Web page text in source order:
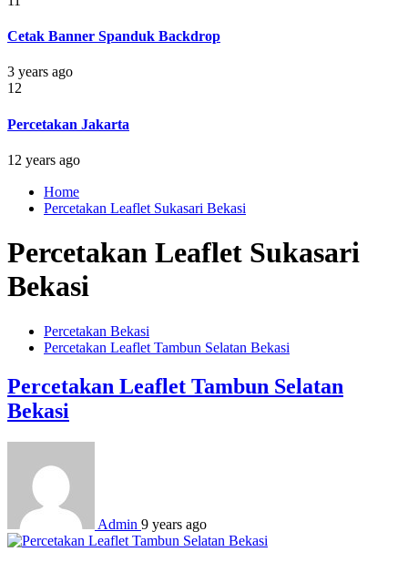
Cetak Banner Spanduk Backdrop
3 years ago
12
Percetakan Jakarta
12 years ago
Home
Percetakan Leaflet Sukasari Bekasi
Percetakan Leaflet Sukasari
Bekasi
Percetakan Bekasi
Percetakan Leaflet Tambun Selatan Bekasi
Percetakan Leaflet Tambun Selatan
Bekasi
Admin 9 years ago